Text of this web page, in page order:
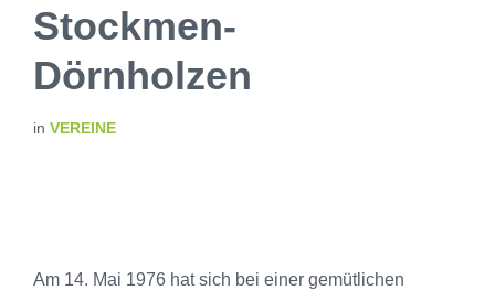
Stockmen-
Dörnholzen
in VEREINE
Am 14. Mai 1976 hat sich bei einer gemütlichen